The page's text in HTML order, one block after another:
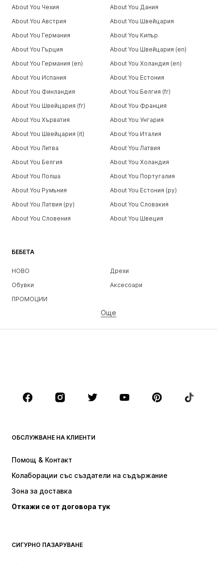
БЕБЕТА
НОВО
Дрехи
Обувки
Аксесоари
ПРОМОЦИИ
МАРКИ
ADIDAS SPORTSWEAR
Baker by Ted Baker
Още
ОБСЛУЖВАНЕ НА КЛИЕНТИ
Помощ & Контакт
Колаборации със създатели на съдържание
Зона за доставка
Откажи се от договора тук
СИГУРНО ПАЗАРУВАНЕ
About You Чехия
About You Дания
About You Австрия
About You Швейцария
About You Германия
About You Кипър
About You Гърция
About You Швейцария (en)
About You Германия (en)
About You Холандия (en)
About You Испания
About You Естония
About You Финландия
About You Белгия (fr)
About You Швейцария (fr)
About You Франция
About You Хърватия
About You Унгария
About You Швейцария (it)
About You Италия
About You Литва
About You Латвия
About You Белгия
About You Холандия
About You Полша
About You Португалия
About You Румъния
About You Естония (ру)
About You Латвия (ру)
About You Словакия
About You Словения
About You Швеция